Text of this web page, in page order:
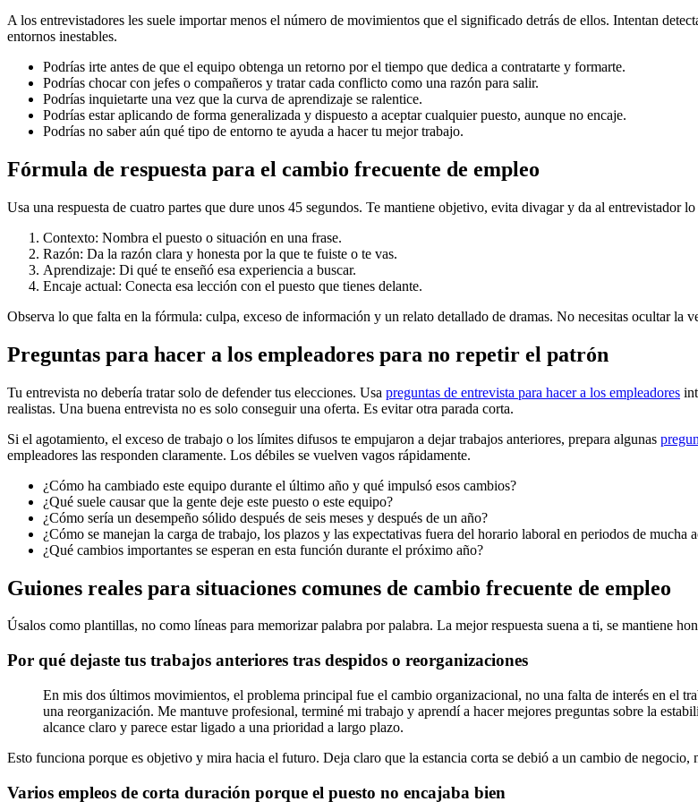
A los entrevistadores les suele importar menos el número de movimientos que el significado detrás de ellos. Intentan
entornos inestables.
Podrías irte antes de que el equipo obtenga un retorno por el tiempo que dedica a contratarte y formarte.
Podrías chocar con jefes o compañeros y tratar cada conflicto como una razón para salir.
Podrías inquietarte una vez que la curva de aprendizaje se ralentice.
Podrías estar aplicando de forma generalizada y dispuesto a aceptar cualquier puesto, aunque no encaje.
Podrías no saber aún qué tipo de entorno te ayuda a hacer tu mejor trabajo.
Fórmula de respuesta para el cambio frecuente de empleo
Usa una respuesta de cuatro partes que dure unos 45 segundos. Te mantiene objetivo, evita divagar y da al entrevistador
Contexto: Nombra el puesto o situación en una frase.
Razón: Da la razón clara y honesta por la que te fuiste o te vas.
Aprendizaje: Di qué te enseñó esa experiencia a buscar.
Encaje actual: Conecta esa lección con el puesto que tienes delante.
Observa lo que falta en la fórmula: culpa, exceso de información y un relato detallado de dramas. No necesitas ocultar la
Preguntas para hacer a los empleadores para no repetir el patrón
Tu entrevista no debería tratar solo de defender tus elecciones. Usa preguntas de entrevista para hacer a los empleadores
realistas. Una buena entrevista no es solo conseguir una oferta. Es evitar otra parada corta.
Si el agotamiento, el exceso de trabajo o los límites difusos te empujaron a dejar trabajos anteriores, prepara algunas
empleadores las responden claramente. Los débiles se vuelven vagos rápidamente.
¿Cómo ha cambiado este equipo durante el último año y qué impulsó esos cambios?
¿Qué suele causar que la gente deje este puesto o este equipo?
¿Cómo sería un desempeño sólido después de seis meses y después de un año?
¿Cómo se manejan la carga de trabajo, los plazos y las expectativas fuera del horario laboral en periodos de mucha
¿Qué cambios importantes se esperan en esta función durante el próximo año?
Guiones reales para situaciones comunes de cambio frecuente de empleo
Úsalos como plantillas, no como líneas para memorizar palabra por palabra. La mejor respuesta suena a ti, se mantiene
Por qué dejaste tus trabajos anteriores tras despidos o reorganizaciones
En mis dos últimos movimientos, el problema principal fue el cambio organizacional, no una falta de interés en el
una reorganización. Me mantuve profesional, terminé mi trabajo y aprendí a hacer mejores preguntas sobre la
alcance claro y parece estar ligado a una prioridad a largo plazo.
Esto funciona porque es objetivo y mira hacia el futuro. Deja claro que la estancia corta se debió a un cambio de negocio,
Varios empleos de corta duración porque el puesto no encajaba bien